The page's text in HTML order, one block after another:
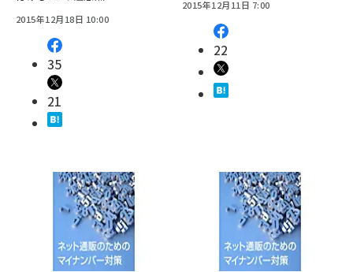
2015年12月18日 10:00
35
21
2015年12月11日 7:00
22